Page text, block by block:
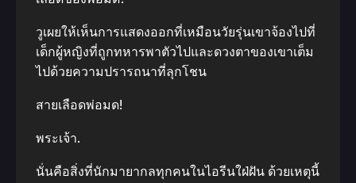
วูเผยให้เห็นการแสดงออกที่เหมือนวัยรุ่นเขาจ้องไปที่
เด็กผู้หญิงที่ถูกทหารพาตัวไปและดวงตาของเขาเต็ม
ไปด้วยความปรารถนาที่ลุกโชน
สายเลือดพ่อมด!
พระเจ้า.
นั่นคือสิ่งที่นักมายากลทุกคนในไอรีนใฝ่ฝัน ด้วยเหตุนี้